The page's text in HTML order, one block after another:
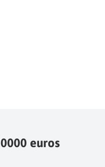
euros